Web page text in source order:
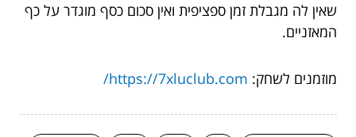
שאין לה מגבלת זמן ספציפית ואין סכום כסף מוגדר על כף
המאזניים.
מוזמנים לשחק: https://7xluclub.com/